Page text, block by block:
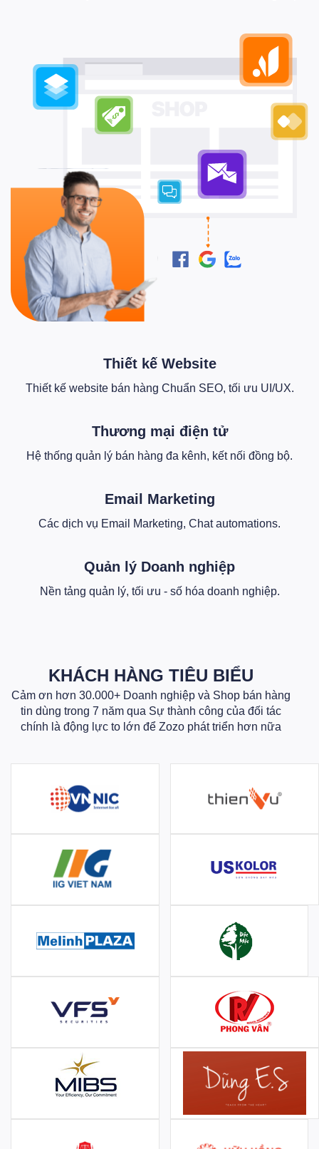
Thiết kế Website
Thiết kế website bán hàng Chuẩn SEO, tối ưu UI/UX.
Thương mại điện tử
Hệ thống quản lý bán hàng đa kênh, kết nối đồng bộ.
Email Marketing
Các dịch vụ Email Marketing, Chat automations.
Quản lý Doanh nghiệp
Nền tảng quản lý, tối ưu - số hóa doanh nghiệp.
KHÁCH HÀNG TIÊU BIỂU
Cảm ơn hơn 30.000+ Doanh nghiệp và Shop bán hàng
tin dùng trong 7 năm qua Sự thành công của đối tác
chính là động lực to lớn để Zozo phát triển hơn nữa